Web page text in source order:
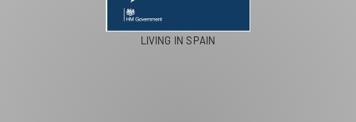
LIVING IN SPAIN